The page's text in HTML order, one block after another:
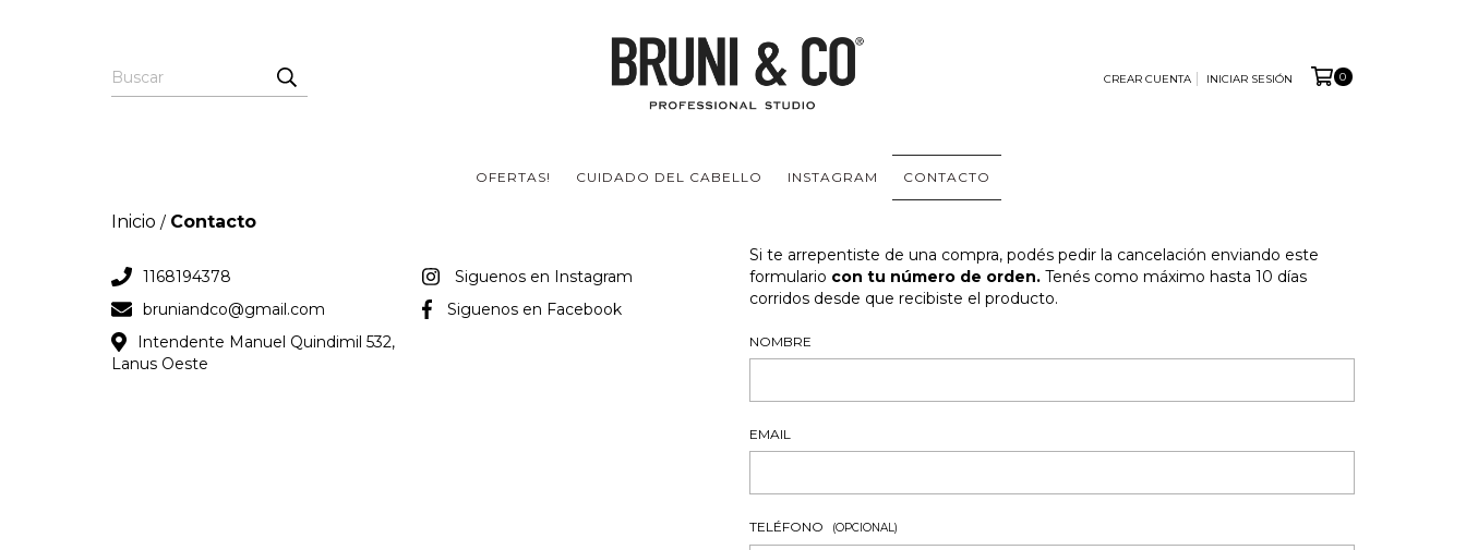
CREAR CUENTA INICIAR SESIÓN 0
OFERTAS! CUIDADO DEL CABELLO INSTAGRAM CONTACTO
Inicio / Contacto
1168194378
bruniandco@gmail.com
Intendente Manuel Quindimil 532,
Lanus Oeste
Siguenos en Instagram
Siguenos en Facebook
Si te arrepentiste de una compra, podés pedir la cancelación enviando este
formulario con tu número de orden.Tenés como máximo hasta 10 días
corridos desde que recibiste el producto.
NOMBRE
EMAIL
TELÉFONO (OPCIONAL)